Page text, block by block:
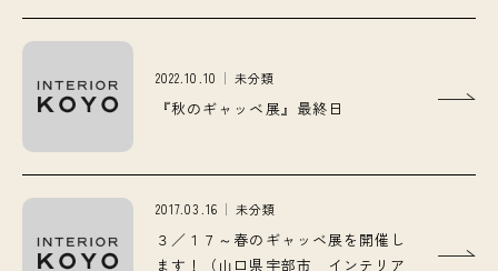
2022.10.10 未分類
『秋のギャッベ展』最終日
2017.03.16 未分類
３／１７～春のギャッベ展を開催し
ます！（山口県宇部市 インテリア